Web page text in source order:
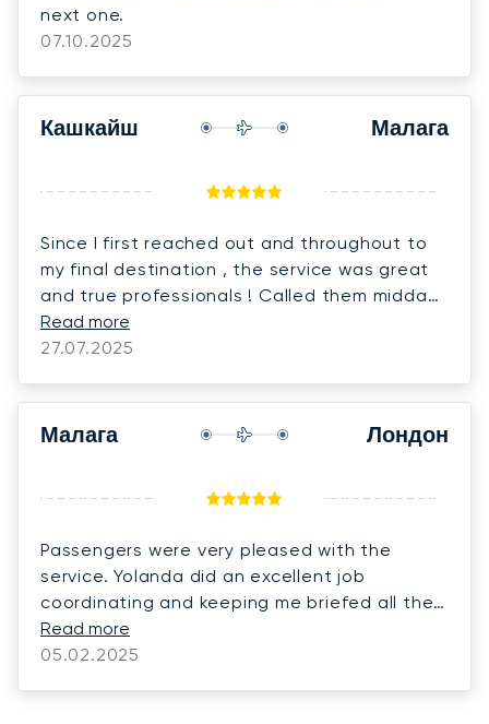
next one.
07.10.2025
Кашкайш Малага
Since I first reached out and throughout to
my final destination , the service was great
and true professionals ! Called them midday
and was up in the air early evening! Would
definitely use them again! Thank you Marta
Read more
27.07.2025
Малага Лондон
Passengers were very pleased with the
service. Yolanda did an excellent job
coordinating and keeping me briefed all the
time.
Read more
05.02.2025